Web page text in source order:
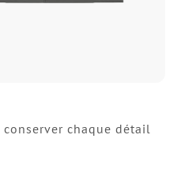
chaque détail